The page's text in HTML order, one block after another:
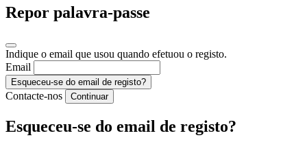
Repor palavra-passe
Indique o email que usou quando efetuou o registo.
Email
Esqueceu-se do email de registo?
Contacte-nos Continuar
Esqueceu-se do email de registo?